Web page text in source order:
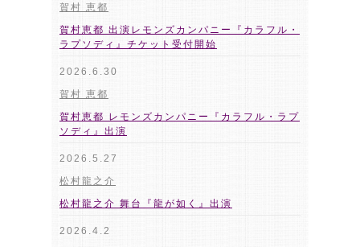
賀村 恵都
賀村恵都 出演レモンズカンパニー『カラフル・
ラプソディ』チケット受付開始
2026.6.30
賀村 恵都
賀村恵都 レモンズカンパニー『カラフル・ラプ
ソディ』出演
2026.5.27
松村龍之介
松村龍之介 舞台『龍が如く』出演
2026.4.2